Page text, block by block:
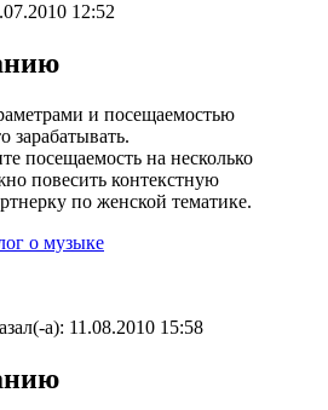
12:52
и посещаемостью
зарабатывать.
посещаемость на несколько
повесить контекстную
по женской тематике.
о музыке
а): 11.08.2010 15:58